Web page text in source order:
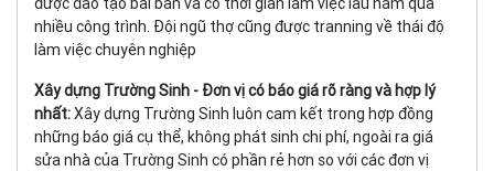
nhiều công trình. Đội ngũ thợ cũng được tranning về thái độ
làm việc chuyên nghiệp
Xây dựng Trường Sinh - Đơn vị có báo giá rõ ràng và hợp lý
nhất:Xây dựng Trường Sinh luôn cam kết trong hợp đồng
những báo giá cụ thể, không phát sinh chi phí, ngoài ra giá
sửa nhà của Trường Sinh có phần rẻ hơn so với các đơn vị